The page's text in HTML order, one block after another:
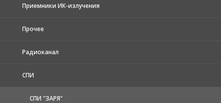
Приемники ИК-излучения
Прочее
Радиоканал
СПИ
СПИ "ЗАРЯ"